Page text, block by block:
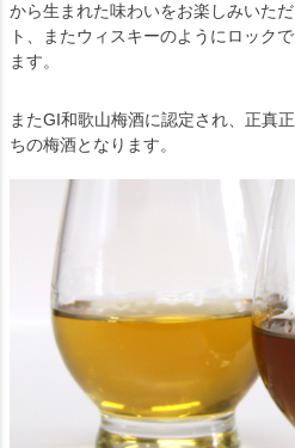
から生まれた味わいをお楽しみいた
ト、またウィスキーのようにロック
ます。
またGI和歌山梅酒に認定され、正真
ちの梅酒となります。